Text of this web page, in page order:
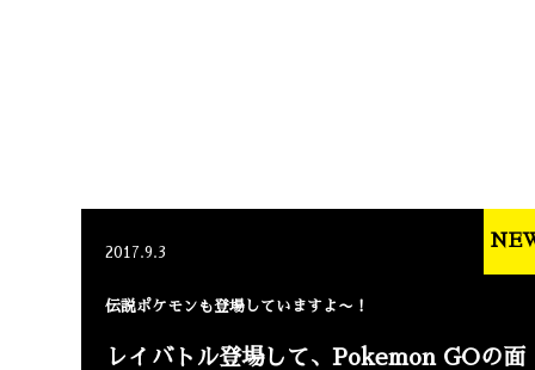
2017.9.3
伝説ポケモンも登場していますよ〜！
レイバトル登場して、Pokemon GOの面